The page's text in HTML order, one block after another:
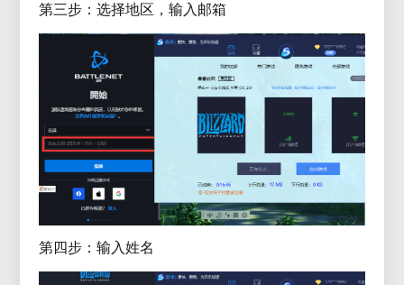
第三步：选择地区，输入邮箱
第四步：输入姓名